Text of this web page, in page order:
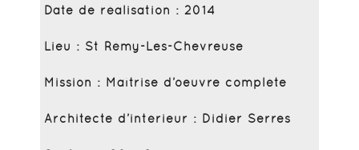
Date de réalisation : 2014
Lieu : St Rémy-Les-Chevreuse
Mission : Maîtrise d’oeuvre complète
Architecte d’intérieur : Didier Serres